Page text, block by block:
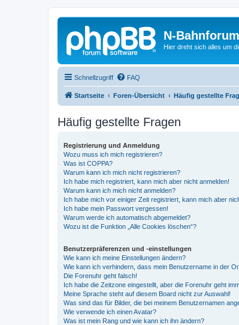
N-Bahnforum
Hier dreht sich alles um
Schnellzugriff FAQ
Startseite Foren-Übersicht Häufig gestellte
Häufig gestellte Fragen
Registrierung und Anmeldung
Wozu muss ich mich registrieren?
Was ist COPPA?
Warum kann ich mich nicht registrieren?
Ich habe mich registriert, kann mich aber nicht anmelden!
Warum kann ich mich nicht anmelden?
Ich habe mich vor einiger Zeit registriert, kann mich aber
Ich habe mein Passwort vergessen!
Warum werde ich automatisch abgemeldet?
Wozu ist die Funktion „Alle Cookies löschen“?
Benutzerpräferenzen und -einstellungen
Wie kann ich meine Einstellungen ändern?
Wie kann ich verhindern, dass mein Benutzername in der
Die Forenuhr geht falsch!
Ich habe die Zeitzone eingestellt, aber die Forenuhr geht
Meine Sprache steht auf diesem Board nicht zur Auswahl!
Was sind das für Bilder, die bei meinem Benutzernamen
Wie verwende ich einen Avatar?
Was ist mein Rang und wie kann ich ihn ändern?